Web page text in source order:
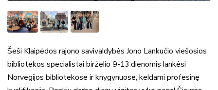
Šeši Klaipėdos rajono savivaldybės Jono Lankučio viešosios
bibliotekos specialistai birželio 9-13 dienomis lankėsi
Norvegijos bibliotekose ir knygynuose, keldami profesinę